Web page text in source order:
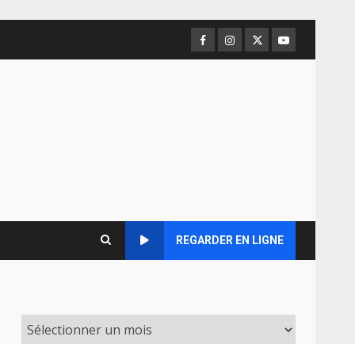
Facebook
Instagram
TwitterYoutube
REGARDER EN LIGNE